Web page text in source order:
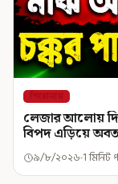
শিরোনাম
লেজার আলোয়
বিপদ এড়িয়ে
৯/৮/২০২৬ 1 মিনিট